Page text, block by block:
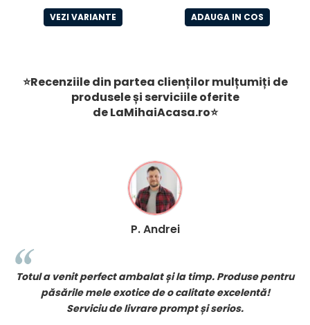
VEZI VARIANTE ADAUGA IN COS
⭐Recenziile din partea clienților mulțumiți de
produsele și serviciile oferite
deLaMihaiAcasa.ro⭐
P. Andrei
Totul a venit perfect ambalat și la timp. Produse pentru
păsările mele exotice de o calitate excelentă!
Serviciu de livrare prompt și serios.